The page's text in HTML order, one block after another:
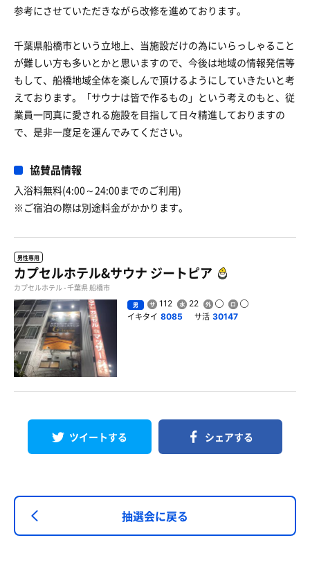
参考にさせていただきながら改修を進めております。
千葉県船橋市という立地上、当施設だけの為にいらっしゃること
が難しい方も多いとかと思いますので、今後は地域の情報発信等
もして、船橋地域全体を楽しんで頂けるようにしていきたいと考
えております。「サウナは皆で作るもの」という考えのもと、従
業員一同真に愛される施設を目指して日々精進しておりますの
で、是非一度足を運んでみてください。
協賛品情報
入浴料無料(4:00～24:00までのご利用)
※ご宿泊の際は別途料金がかかります。
男性専用
カプセルホテル&サウナ ジートピア
カプセルホテル - 千葉県 船橋市
男 112 22
イキタイ 8085 サ活 30147
ツイートする シェアする
抽選会に戻る